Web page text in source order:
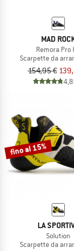
MAD
Remora Pro
Scarpette da
154,95 €
4,8
fino al 15%
LA
Solution
Scarpette da